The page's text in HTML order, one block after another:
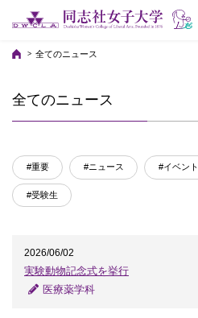
全てのニュース
全てのニュース
#重要 #ニュース #イベント
#受験生
2026/06/02
実験動物記念式を挙行
医療薬学科